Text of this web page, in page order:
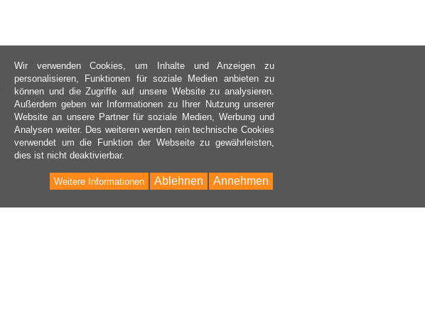
Wir verwenden Cookies, um Inhalte und Anzeigen zu
personalisieren, Funktionen für soziale Medien anbieten zu
können und die Zugriffe auf unsere Website zu analysieren.
Außerdem geben wir Informationen zu Ihrer Nutzung unserer
Website an unsere Partner für soziale Medien, Werbung und
Analysen weiter. Des weiteren werden rein technische Cookies
verwendet um die Funktion der Webseite zu gewährleisten,
dies ist nicht deaktivierbar.
Annehmen
Ablehnen
Weitere Informationen